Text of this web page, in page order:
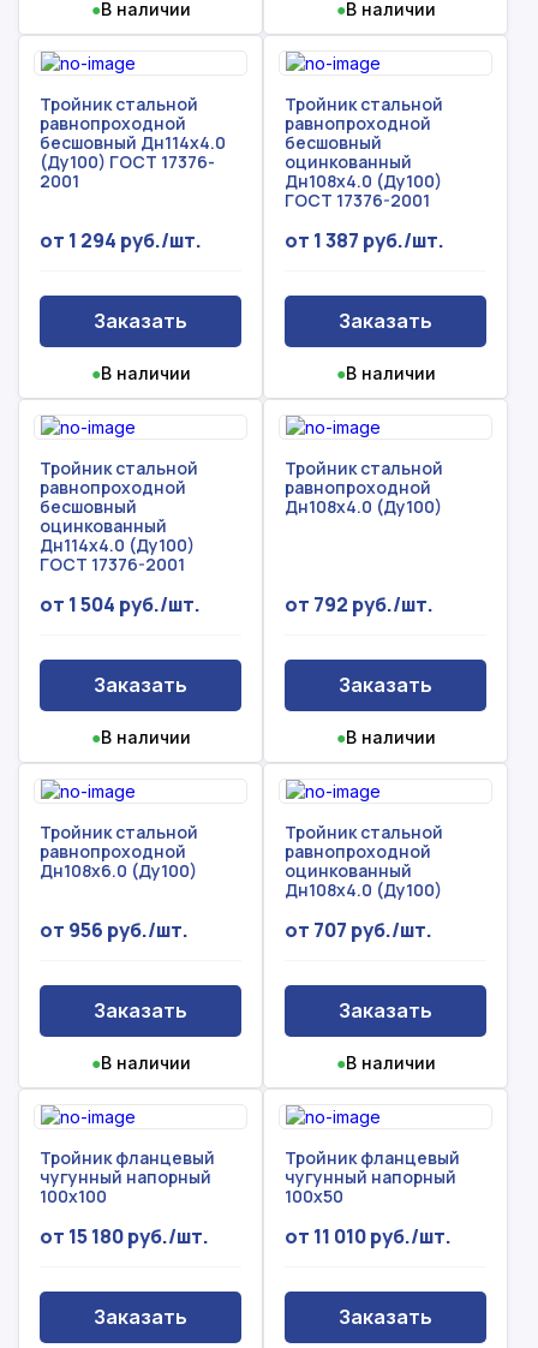
●В наличии ●В наличии
Тройник стальной
равнопроходной
бесшовный Дн114х4.0
(Ду100) ГОСТ 17376-
2001
от 1 294 руб./шт.
Заказать
●В наличии
Тройник стальной
равнопроходной
бесшовный
оцинкованный
Дн108х4.0 (Ду100)
ГОСТ 17376-2001
от 1 387 руб./шт.
Заказать
●В наличии
Тройник стальной
равнопроходной
бесшовный
оцинкованный
Дн114х4.0 (Ду100)
ГОСТ 17376-2001
от 1 504 руб./шт.
Заказать
●В наличии
Тройник стальной
равнопроходной
Дн108х4.0 (Ду100)
от 792 руб./шт.
Заказать
●В наличии
Тройник стальной
равнопроходной
Дн108х6.0 (Ду100)
от 956 руб./шт.
Заказать
●В наличии
Тройник стальной
равнопроходной
оцинкованный
Дн108х4.0 (Ду100)
от 707 руб./шт.
Заказать
●В наличии
Тройник фланцевый
чугунный напорный
100х100
от 15 180 руб./шт.
Заказать
Тройник фланцевый
чугунный напорный
100х50
от 11 010 руб./шт.
Заказать